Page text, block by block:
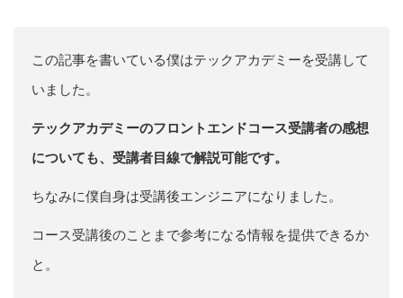
この記事を書いている僕はテックアカデミーを受講して
いました。
テックアカデミーのフロントエンドコース受講者の感想
についても、受講者目線で解説可能です。
ちなみに僕自身は受講後エンジニアになりました。
コース受講後のことまで参考になる情報を提供できるか
と。